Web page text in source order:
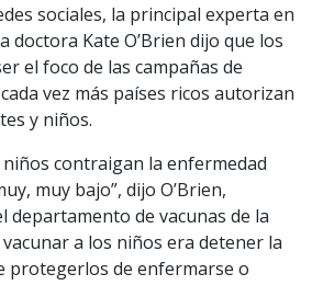
sociales, la principal experta en
doctora Kate O’Brien dijo que los
el foco de las campañas de
vez más países ricos autorizan
y niños.
niños contraigan la enfermedad
muy bajo”, dijo O’Brien,
departamento de vacunas de la
a los niños era detener la
protegerlos de enfermarse o